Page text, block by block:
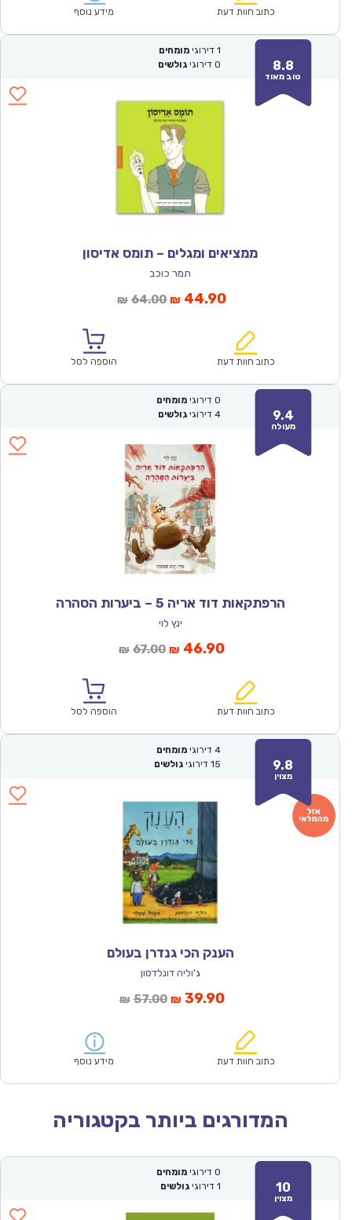
₪64.00.
כתוב חוות דעת מידע נוסף
8.8
טוב מאוד
1 דירוגי מומחים
0 דירוגי גולשים
ממציאים ומגלים – תומס אדיסון
תמר כוכב
₪ 64.00המחיר
₪64.00.
₪ 44.90המחיר
הוא:
כתוב חוות דעת הוספה לסל
9.4
מעולה
0 דירוגי מומחים
4 דירוגי גולשים
הרפתקאות דוד אריה 5 – ביערות הסהרה
ינץ לוי
₪ 67.00המחיר
₪67.00.
₪ 46.90המחיר
הוא:
כתוב חוות דעת הוספה לסל
9.8
מצוין
4 דירוגי מומחים
15 דירוגי גולשים
הענק הכי גנדרן בעולם
ג'וליה דונלדסון
₪ 57.00המחיר
₪57.00.
₪ 39.90המחיר
הוא:
כתוב חוות דעת מידע נוסף
המדורגים ביותר בקטגוריה
10
מצוין
0 דירוגי מומחים
1 דירוגי גולשים